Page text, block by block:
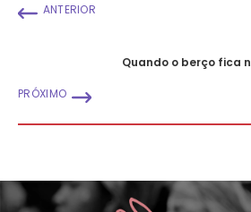
ANTERIOR
Quando o berço fica
PRÓXIMO